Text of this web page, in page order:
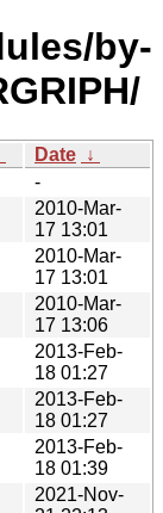
by-
Date ↓
-
2010-Mar-
17 13:01
2010-Mar-
17 13:01
2010-Mar-
17 13:06
2013-Feb-
18 01:27
2013-Feb-
18 01:27
2013-Feb-
18 01:39
2021-Nov-